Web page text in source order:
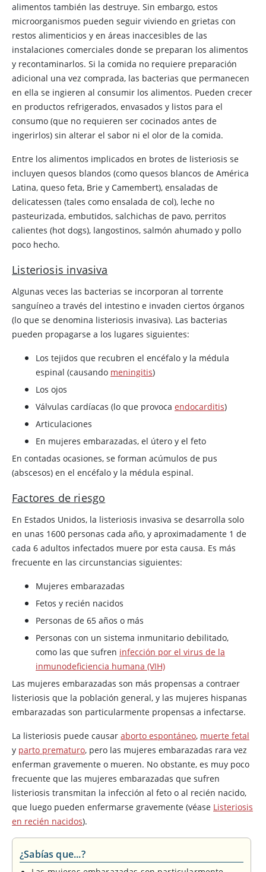
alimentos también las destruye. Sin embargo, estos
microorganismos pueden seguir viviendo en grietas con
restos alimenticios y en áreas inaccesibles de las
instalaciones comerciales donde se preparan los alimentos
y recontaminarlos. Si la comida no requiere preparación
adicional una vez comprada, las bacterias que permanecen
en ella se ingieren al consumir los alimentos. Pueden crecer
en productos refrigerados, envasados y listos para el
consumo (que no requieren ser cocinados antes de
ingerirlos) sin alterar el sabor ni el olor de la comida.
Entre los alimentos implicados en brotes de listeriosis se
incluyen quesos blandos (como quesos blancos de América
Latina, queso feta, Brie y Camembert), ensaladas de
delicatessen (tales como ensalada de col), leche no
pasteurizada, embutidos, salchichas de pavo, perritos
calientes (hot dogs), langostinos, salmón ahumado y pollo
poco hecho.
Listeriosis invasiva
Algunas veces las bacterias se incorporan al torrente
sanguíneo a través del intestino e invaden ciertos órganos
(lo que se denomina listeriosis invasiva). Las bacterias
pueden propagarse a los lugares siguientes:
Los tejidos que recubren el encéfalo y la médula
espinal (causando meningitis)
Los ojos
Válvulas cardíacas (lo que provoca endocarditis)
Articulaciones
En mujeres embarazadas, el útero y el feto
En contadas ocasiones, se forman acúmulos de pus
(abscesos) en el encéfalo y la médula espinal.
Factores de riesgo
En Estados Unidos, la listeriosis invasiva se desarrolla solo
en unas 1600 personas cada año, y aproximadamente 1 de
cada 6 adultos infectados muere por esta causa. Es más
frecuente en las circunstancias siguientes:
Mujeres embarazadas
Fetos y recién nacidos
Personas de 65 años o más
Personas con un sistema inmunitario debilitado,
como las que sufren infección por el virus de la
inmunodeficiencia humana (VIH)
Las mujeres embarazadas son más propensas a contraer
listeriosis que la población general, y las mujeres hispanas
embarazadas son particularmente propensas a infectarse.
La listeriosis puede causar aborto espontáneo, muerte fetal
y parto prematuro, pero las mujeres embarazadas rara vez
enferman gravemente o mueren. No obstante, es muy poco
frecuente que las mujeres embarazadas que sufren
listeriosis transmitan la infección al feto o al recién nacido,
que luego pueden enfermarse gravemente (véase Listeriosis
en recién nacidos).
¿Sabías que...?